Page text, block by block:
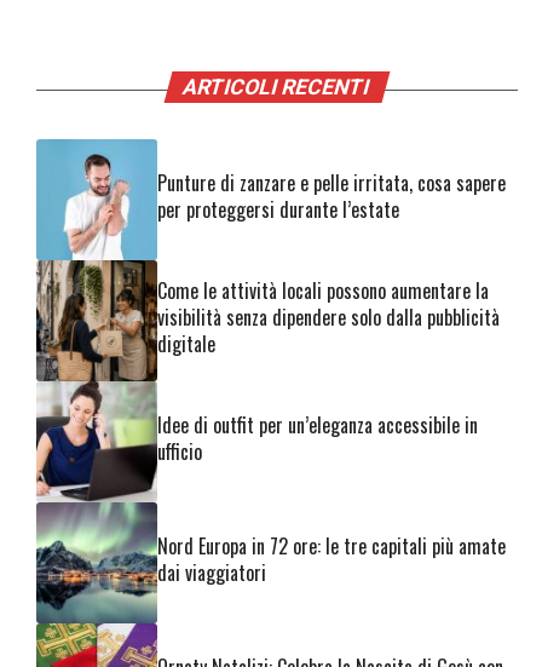
ARTICOLI RECENTI
Punture di zanzare e pelle irritata, cosa sapere
per proteggersi durante l’estate
Come le attività locali possono aumentare la
visibilità senza dipendere solo dalla pubblicità
digitale
Idee di outfit per un’eleganza accessibile in
ufficio
Nord Europa in 72 ore: le tre capitali più amate
dai viaggiatori